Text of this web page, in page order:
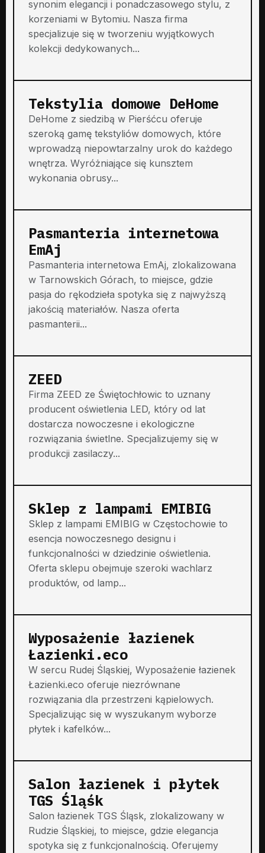
synonim elegancji i ponadczasowego stylu, z
korzeniami w Bytomiu. Nasza firma
specjalizuje się w tworzeniu wyjątkowych
kolekcji dedykowanych...
Tekstylia domowe DeHome
DeHome z siedzibą w Pierśćcu oferuje
szeroką gamę tekstyliów domowych, które
wprowadzą niepowtarzalny urok do każdego
wnętrza. Wyróżniające się kunsztem
wykonania obrusy...
Pasmanteria internetowa
EmAj
Pasmanteria internetowa EmAj, zlokalizowana
w Tarnowskich Górach, to miejsce, gdzie
pasja do rękodzieła spotyka się z najwyższą
jakością materiałów. Nasza oferta
pasmanterii...
ZEED
Firma ZEED ze Świętochłowic to uznany
producent oświetlenia LED, który od lat
dostarcza nowoczesne i ekologiczne
rozwiązania świetlne. Specjalizujemy się w
produkcji zasilaczy...
Sklep z lampami EMIBIG
Sklep z lampami EMIBIG w Częstochowie to
esencja nowoczesnego designu i
funkcjonalności w dziedzinie oświetlenia.
Oferta sklepu obejmuje szeroki wachlarz
produktów, od lamp...
Wyposażenie łazienek
Łazienki.eco
W sercu Rudej Śląskiej, Wyposażenie łazienek
Łazienki.eco oferuje niezrównane
rozwiązania dla przestrzeni kąpielowych.
Specjalizując się w wyszukanym wyborze
płytek i kafelków...
Salon łazienek i płytek
TGS Śląśk
Salon łazienek TGS Śląsk, zlokalizowany w
Rudzie Śląskiej, to miejsce, gdzie elegancja
spotyka się z funkcjonalnością. Oferujemy